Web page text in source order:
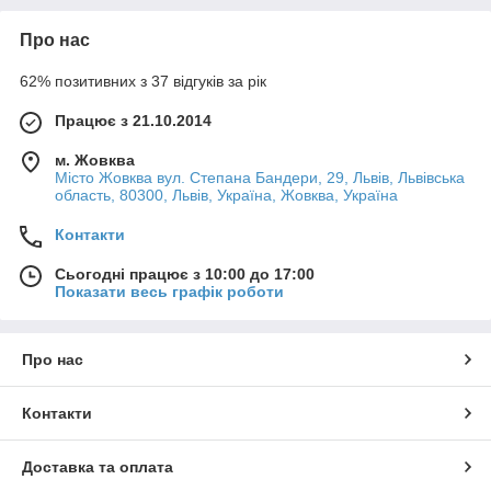
Про нас
62% позитивних з 37 відгуків за рік
Працює з 21.10.2014
м. Жовква
Місто Жовква вул. Степана Бандери, 29, Львів, Львівська
область, 80300, Львів, Україна, Жовква, Україна
Контакти
Сьогодні працює з 10:00 до 17:00
Показати весь графік роботи
Про нас
Контакти
Доставка та оплата